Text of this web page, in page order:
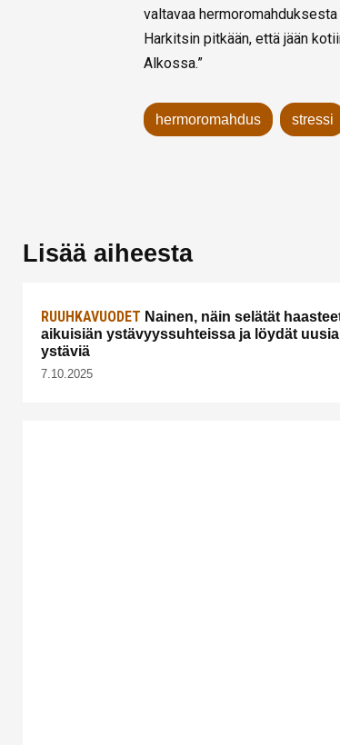
valtavaa
Harkitsin pitkään, että jään
Alkossa.”
hermoromahdus stressi
Lisää aiheesta
RUUHKAVUODET Nainen, näin selätät
aikuisiän ystävyyssuhteissa ja löydät uusia
ystäviä
7.10.2025